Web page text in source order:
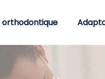
orthodontique